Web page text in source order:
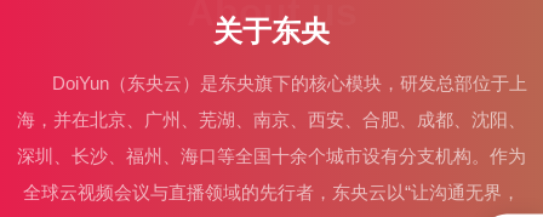
About us
关于东央
DoiYun（东央云）是东央旗下的核心模块，研发总部位于上
海，并在北京、广州、芜湖、南京、西安、合肥、成都、沈阳、
深圳、长沙、福州、海口等全国十余个城市设有分支机构。作为
全球云视频会议与直播领域的先行者，东央云以“让沟通无界，